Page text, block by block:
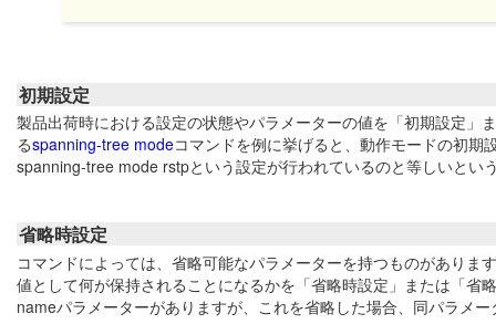
初期設定
製品出荷時における設定の状態やパラメーターの値を「初期設定
るspanning-tree modeコマンドを例に挙げると、動作モードの初
spanning-tree mode rstpという設定が行われているのと等しいとい
省略時設定
コマンドによっては、省略可能なパラメーターを持つものがあり
値として何が保持されることになるかを「省略時設定」または「省
nameパラメーターがありますが、これを省略した場合、同パラメ